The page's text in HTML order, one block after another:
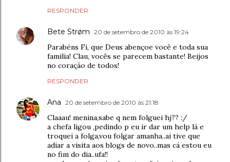
RESPONDER
Bete Strøm 20 de setembro de 2010 às 19:24
Parabéns Fi, que Deus abençoe você e toda sua
familia! Clau, vocês se parecem bastante! Beijos
no coração de todos!
RESPONDER
Ana 20 de setembro de 2010 às 21:18
Claaau! menina,sabe q nem folguei hj?? :/
a chefa ligou ,pedindo p eu ir dar um help lá e
troquei a folga,vou folgar amanha..ai tive que
adiar a visita aos blogs de novo..mas cá estou eu
no fim do dia..ufa!!